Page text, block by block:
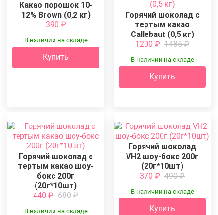
Какао порошок 10-
12% Brown (0,2 кг)
390 ₽
В наличии на складе
Купить
Горячий шоколад с
тертым какао
Callebaut (0,5 кг)
1200 ₽ 1485₽
В наличии на складе
Купить
Горячий шоколад с
тертым какао шоу-
бокс 200г
(20г*10шт)
440 ₽ 680₽
В наличии на складе
Горячий шоколад
VH2 шоу-бокс 200г
(20г*10шт)
370 ₽ 490₽
В наличии на складе
Купить